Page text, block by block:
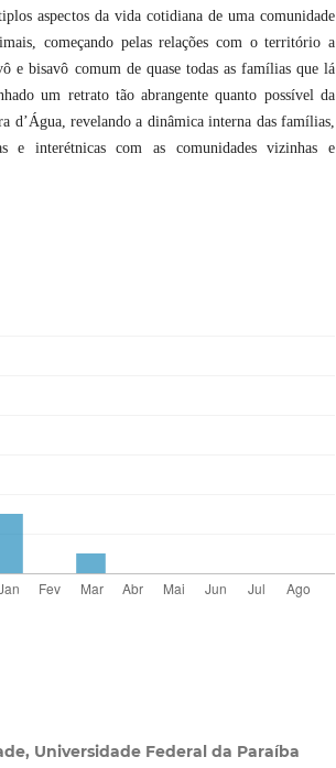
aspectos da vida cotidiana de uma comunidade
começando pelas relações com o território a
e bisavô comum de quase todas as famílias que lá
um retrato tão abrangente quanto possível da
d’Água, revelando a dinâmica interna das famílias,
e interétnicas com as comunidades vizinhas e
Universidade Federal da Paraíba